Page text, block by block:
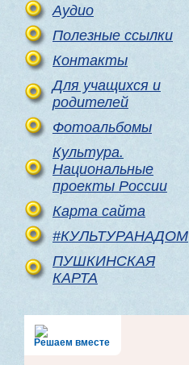
Аудио
Полезные ссылки
Контакты
Для учащихся и
родителей
Фотоальбомы
Культура.
Национальные
проекты России
Карта сайта
#КУЛЬТУРАНАДОМ
ПУШКИНСКАЯ
КАРТА
Решаем вместе